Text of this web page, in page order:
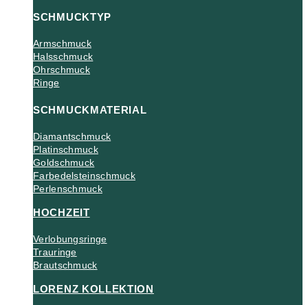
SCHMUCKTYP
Armschmuck
Halsschmuck
Ohrschmuck
Ringe
SCHMUCKMATERIAL
Diamantschmuck
Platinschmuck
Goldschmuck
Farbedelsteinschmuck
Perlenschmuck
HOCHZEIT
Verlobungsringe
Trauringe
Brautschmuck
LORENZ KOLLEKTION